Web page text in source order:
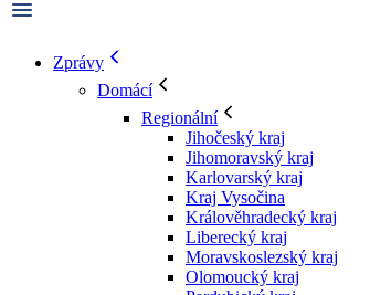
Zprávy
Domácí
Regionální
Jihočeský kraj
Jihomoravský kraj
Karlovarský kraj
Kraj Vysočina
Králověhradecký kraj
Liberecký kraj
Moravskoslezský kraj
Olomoucký kraj